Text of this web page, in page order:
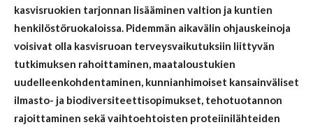
kasvisruokien tarjonnan lisääminen valtion ja kuntien
henkilöstöruokaloissa. Pidemmän aikavälin ohjauskeinoja
voisivat olla kasvisruoan terveysvaikutuksiin liittyvän
tutkimuksen rahoittaminen, maataloustukien
uudelleenkohdentaminen, kunnianhimoiset kansainväliset
ilmasto- ja biodiversiteettisopimukset, tehotuotannon
rajoittaminen sekä vaihtoehtoisten proteiinilähteiden